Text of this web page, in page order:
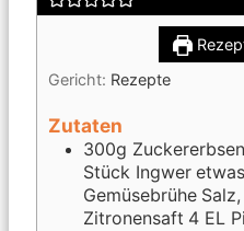
Gericht: Rezepte
Zutaten
300g Zuckererbsen
Stück Ingwer
Gemüsebrühe
Zitronensaft 4 EL